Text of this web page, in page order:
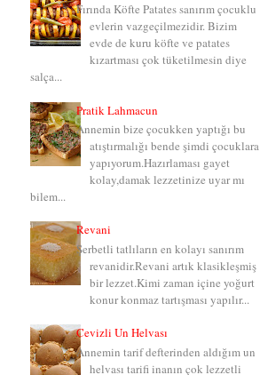
Fırında Köfte Patates sanırım çocuklu
evlerin vazgeçilmezidir. Bizim
evde de kuru köfte ve patates
kızartması çok tüketilmesin diye
salça...
Pratik Lahmacun
Annemin bize çocukken yaptığı bu
atıştırmalığı bende şimdi çocuklara
yapıyorum.Hazırlaması gayet
kolay,damak lezzetinize uyar mı
bilem...
Revani
Şerbetli tatlıların en kolayı sanırım
revanidir.Revani artık klasikleşmiş
bir lezzet.Kimi zaman içine yoğurt
konur konmaz tartışması yapılır...
Cevizli Un Helvası
Annemin tarif defterinden aldığım un
helvası tarifi inanın çok lezzetli